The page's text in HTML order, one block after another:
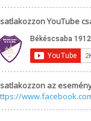
YouTube
az